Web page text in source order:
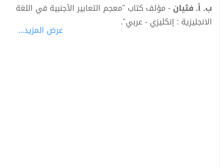
ب. أ. فثيان- مؤلف كتاب "معجم التعابير الأجنبية في اللغة
الانجليزية : إنكليزي - عربي".
عرض المزيد...